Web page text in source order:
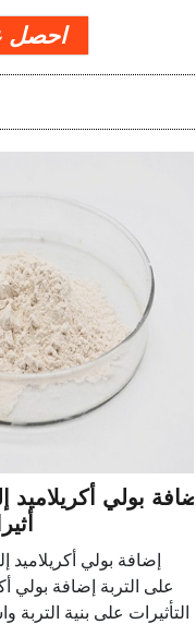
احصل
إضافة بولي أكريلاميد
إضافة بولي أكريلاميد
على التربة إضافة بولي
التأثيرات على بنية التربة